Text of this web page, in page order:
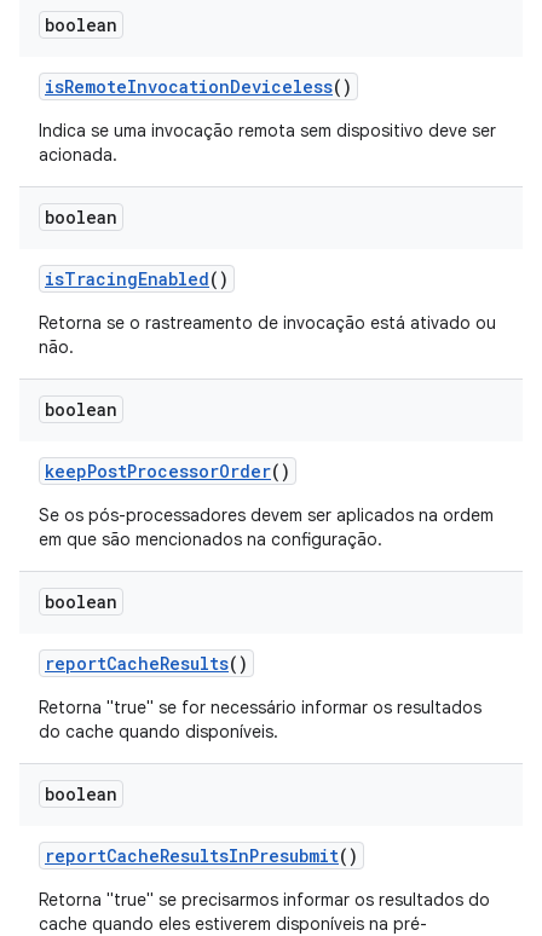
boolean
isRemoteInvocationDeviceless()
Indica se uma invocação remota sem dispositivo deve ser
acionada.
boolean
isTracingEnabled()
Retorna se o rastreamento de invocação está ativado ou
não.
boolean
keepPostProcessorOrder()
Se os pós-processadores devem ser aplicados na ordem
em que são mencionados na configuração.
boolean
reportCacheResults()
Retorna "true" se for necessário informar os resultados
do cache quando disponíveis.
boolean
reportCacheResultsInPresubmit()
Retorna "true" se precisarmos informar os resultados do
cache quando eles estiverem disponíveis na pré-